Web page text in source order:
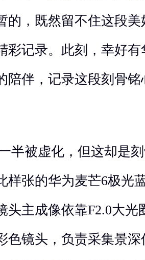
的，既然留不住这段
彩记录。此刻，幸好
陪伴，记录这段刻骨
半被虚化，但这却是
样张的华为麦芒6极光
头主成像依靠F2.0大光
色镜头，负责采集景